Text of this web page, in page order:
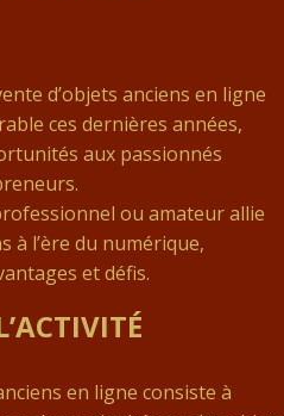
d’objets anciens en ligne
ces dernières années,
aux passionnés
ou amateur allie
à l’ère du numérique,
et défis.
en ligne consiste à